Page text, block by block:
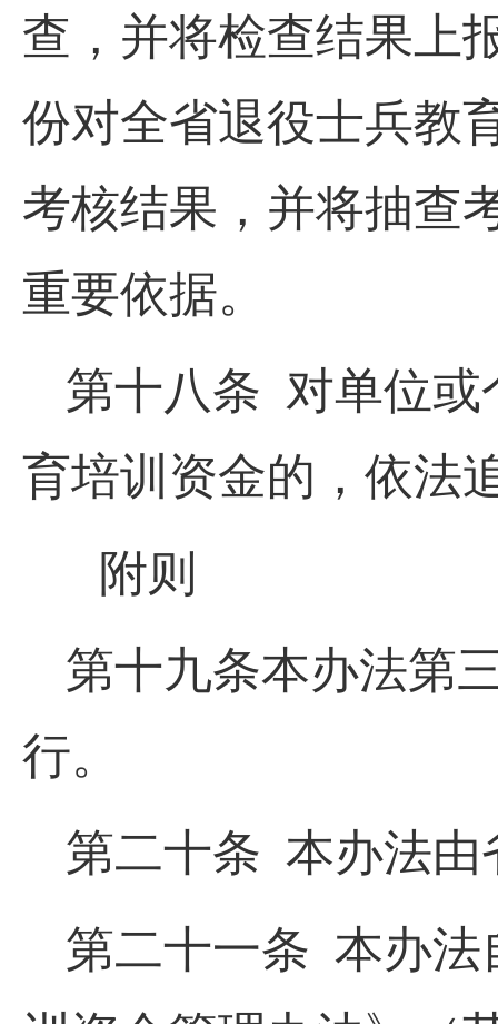
查，并将检查结果上
份对全省退役士兵教
考核结果，并将抽查
重要依据。
第十八条 对单位或
育培训资金的，依法
附则
第十九条本办法第
行。
第二十条 本办法由
第二十一条 本办法